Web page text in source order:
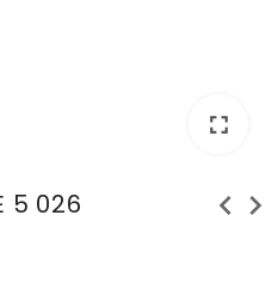
fullscreen
5 026 chevron_left chevron_right